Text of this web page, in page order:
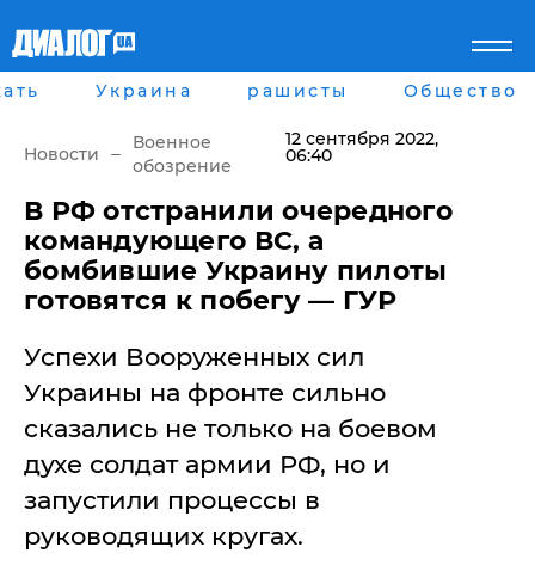
Главная
рассея
Беларусь
Военное обозрение
Наука и Техника
Экономика
Мнение
Пресса
Здоровье
Украина
Культура
Города
Луганск
Харьков
Днепр
Львов
Одесса
Война на Донбассе и в
"ДНР"
Лайф стайл
Здоровье
Украина рашисты Общество
Новости
Военное
обозрение
12 сентября 2022,
06:40
​В РФ отстранили очередного
командующего ВС, а
бомбившие Украину пилоты
готовятся к побегу — ГУР
Успехи Вооруженных сил
Украины на фронте сильно
сказались не только на боевом
духе солдат армии РФ, но и
запустили процессы в
руководящих кругах.